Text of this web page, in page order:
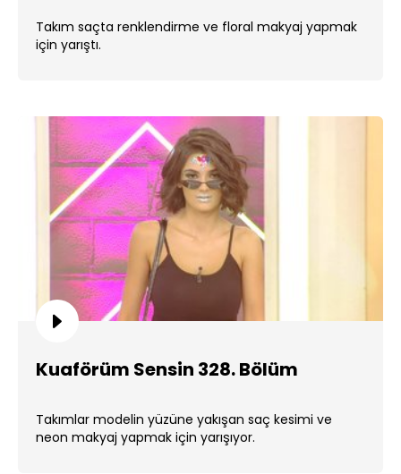
Takım saçta renklendirme ve floral makyaj yapmak
için yarıştı.
Kuaförüm Sensin 328. Bölüm
Takımlar modelin yüzüne yakışan saç kesimi ve
neon makyaj yapmak için yarışıyor.